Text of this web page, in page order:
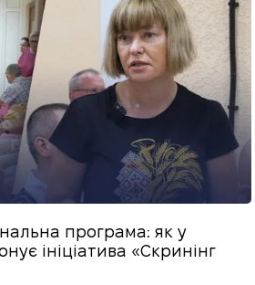
програма: як у
ініціатива «Скринінг